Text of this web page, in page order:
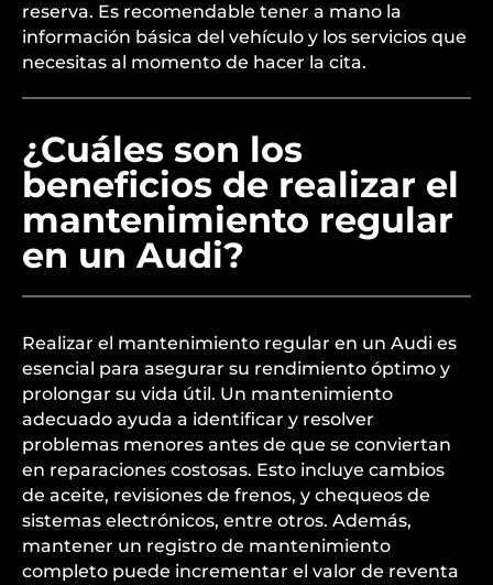
reserva. Es recomendable tener a mano la
información básica del vehículo y los servicios que
necesitas al momento de hacer la cita.
¿Cuáles son los
beneficios de realizar el
mantenimiento regular
en un Audi?
Realizar el mantenimiento regular en un Audi es
esencial para asegurar su rendimiento óptimo y
prolongar su vida útil. Un mantenimiento
adecuado ayuda a identificar y resolver
problemas menores antes de que se conviertan
en reparaciones costosas. Esto incluye cambios
de aceite, revisiones de frenos, y chequeos de
sistemas electrónicos, entre otros. Además,
mantener un registro de mantenimiento
completo puede incrementar el valor de reventa